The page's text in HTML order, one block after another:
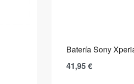
Batería Sony
41,95€